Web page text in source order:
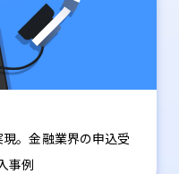
現。金融業界の申込受
事例